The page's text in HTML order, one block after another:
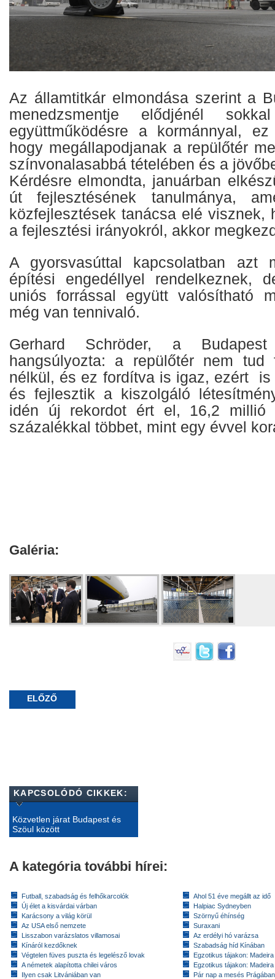
Az államtitkár elmondása szerint a
menedzsmentje elődjénél
együttműködésre a kormánnyal,
hogy megállapodjanak a repülőtér
színvonalasabbá tételében és a
Kérdésre elmondta, januárban
út fejlesztésének tanulmánya,
közfejlesztések tanácsa elé visznek,
a fejlesztési irányokról, akkor
A gyorsvasúttal kapcsolatban azt
építési engedéllyel rendelkeznek,
uniós forrással együtt valósítható
még van tennivaló.
Gerhard Schröder, a
hangsúlyozta: a repülőtér nem tud
nélkül, és ez fordítva is igaz, ezért is
és fejlesztik a kiszolgáló
idén új rekordot ért el, 16,2 millió
százalékkal többet, mint egy évvel
Galéria:
ELŐZŐ
KAPCSOLÓDÓ CIKKEK:
Közvetlen járat Budapest és
Szöul között
A kategória további hírei:
Futball, szabadság és felhőkarcolók
Új élet a kisvárdai várban
Karácsony a világ körül
Az USA első nemzete
Lisszabon varázslatos villamosai
Kínáról kezdőknek
Végtelen füves puszta és legelésző lovak
A németek alapította chilei város
Ilyen csak Litvániában van
Ahol 51 éve megállt az idő
Halpiac Sydneyben
Szörnyű éhínség
Suraxani
Az erdélyi hó varázsa
Szabadság híd Kínában
Egzotikus tájakon:
Egzotikus tájakon:
Pár nap a mesés Prágában